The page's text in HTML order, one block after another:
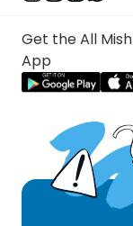
Get the All
App
Beis Shammai
Kohen’s] gifts,
were separated
But Beis Hillel
is an analogy.
and terumah is a
bring the
not bring the
analogous]! If